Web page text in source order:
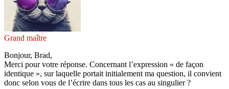
Grand maître
Bonjour, Brad,
Merci pour votre réponse. Concernant l’expression « de façon
identique », sur laquelle portait initialement ma question, il convient
donc selon vous de l’écrire dans tous les cas au singulier ?